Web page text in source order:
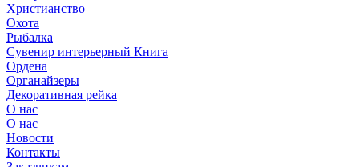
Христианство
Охота
Рыбалка
Сувенир интерьерный Книга
Ордена
Органайзеры
Декоративная рейка
О нас
О нас
Новости
Контакты